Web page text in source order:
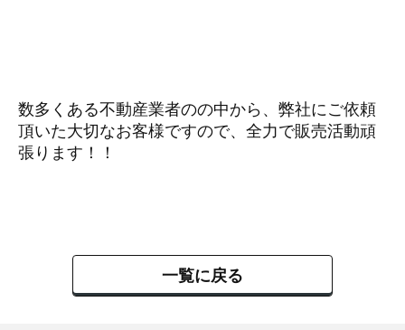
数多くある不動産業者のの中から、弊社にご依頼
頂いた大切なお客様ですので、全力で販売活動頑
張ります！！
一覧に戻る